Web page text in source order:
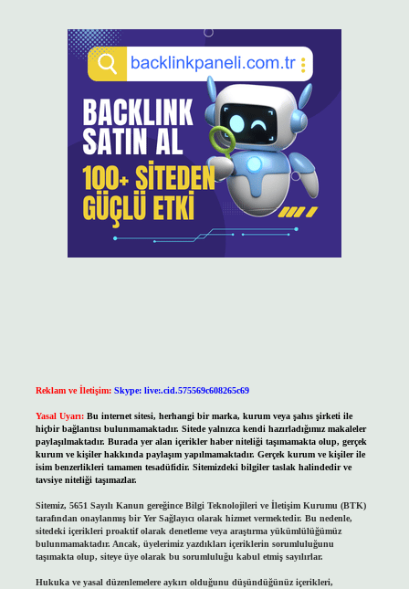
Reklam ve İletişim: Skype: live:.cid.575569c608265c69
Yasal Uyarı: Bu internet sitesi, herhangi bir marka, kurum veya şahıs şirketi ile
hiçbir bağlantısı bulunmamaktadır. Sitede yalnızca kendi hazırladığımız makaleler
paylaşılmaktadır. Burada yer alan içerikler haber niteliği taşımamakta olup, gerçek
kurum ve kişiler hakkında paylaşım yapılmamaktadır. Gerçek kurum ve kişiler ile
isim benzerlikleri tamamen tesadüfidir. Sitemizdeki bilgiler taslak halindedir ve
tavsiye niteliği taşımazlar.
Sitemiz, 5651 Sayılı Kanun gereğince Bilgi Teknolojileri ve İletişim Kurumu (BTK)
tarafından onaylanmış bir Yer Sağlayıcı olarak hizmet vermektedir. Bu nedenle,
sitedeki içerikleri proaktif olarak denetleme veya araştırma yükümlülüğümüz
bulunmamaktadır. Ancak, üyelerimiz yazdıkları içeriklerin sorumluluğunu
taşımakta olup, siteye üye olarak bu sorumluluğu kabul etmiş sayılırlar.
Hukuka ve yasal düzenlemelere aykırı olduğunu düşündüğünüz içerikleri,